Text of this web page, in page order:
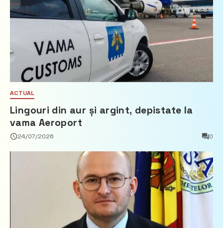
ACTUAL
Lingouri din aur și argint, depistate la
vama Aeroport
24/07/2026 0